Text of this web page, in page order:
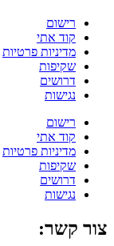
רישום
קוד אתי
מדיניות פרטיות
שקיפות
דרושים
נגישות
רישום
קוד אתי
מדיניות פרטיות
שקיפות
דרושים
נגישות
צור קשר: